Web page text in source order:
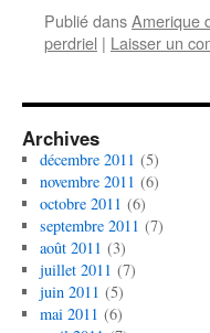
Publié dansAmerique
perdriel | Laisser un
Archives
décembre 2011 (5)
novembre 2011 (6)
octobre 2011 (6)
septembre 2011 (7)
août 2011 (3)
juillet 2011 (7)
juin 2011 (5)
mai 2011 (6)